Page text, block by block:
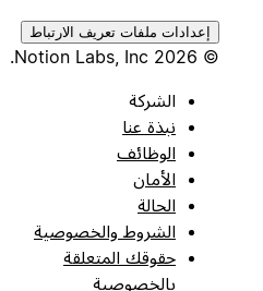
إعدادات ملفات تعريف الارتباط
الشركة
نبذة عنا
الوظائف
الأمان
الحالة
الشروط والخصوصية
حقوقك المتعلقة
بالخصوصية